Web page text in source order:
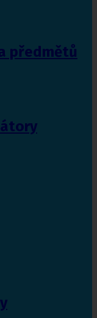
předmětů